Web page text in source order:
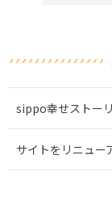
sippo幸せストー
サイトをリニュー